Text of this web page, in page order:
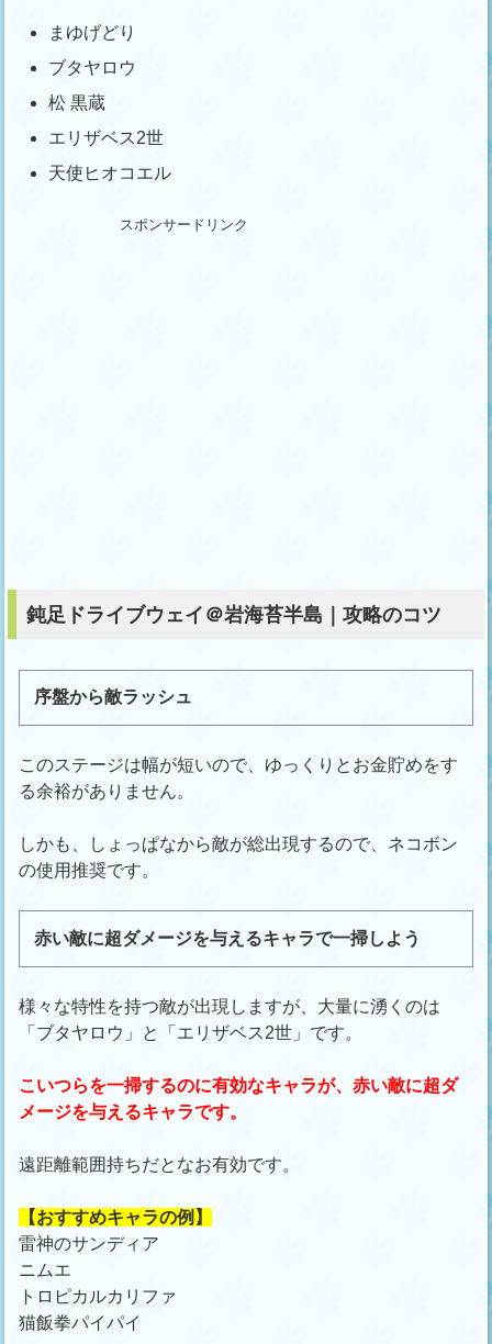
まゆげどり
ブタヤロウ
松 黒蔵
エリザベス2世
天使ヒオコエル
スポンサードリンク
鈍足ドライブウェイ＠岩海苔半島｜攻略のコツ
序盤から敵ラッシュ
このステージは幅が短いので、ゆっくりとお金貯めをす
る余裕がありません。
しかも、しょっぱなから敵が総出現するので、ネコボン
の使用推奨です。
赤い敵に超ダメージを与えるキャラで一掃しよう
様々な特性を持つ敵が出現しますが、大量に湧くのは
「ブタヤロウ」と「エリザベス2世」です。
こいつらを一掃するのに有効なキャラが、赤い敵に超ダ
メージを与えるキャラです。
遠距離範囲持ちだとなお有効です。
【おすすめキャラの例】
雷神のサンディア
ニムエ
トロピカルカリファ
猫飯拳パイパイ